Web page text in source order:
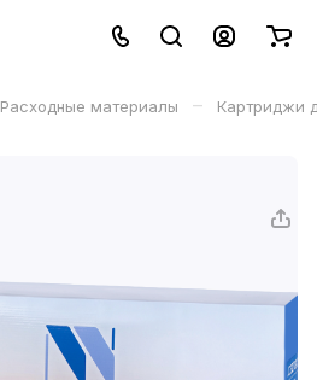
Расходные материалы – Картриджи